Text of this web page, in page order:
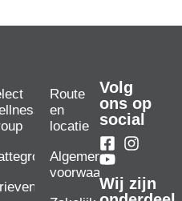
Route
en
locatie
Algemene
voorwaarden
Volg
ons op
social
Wij zijn